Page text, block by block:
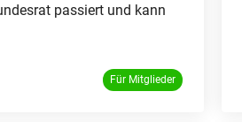
passiert und kann
Für Mitglieder